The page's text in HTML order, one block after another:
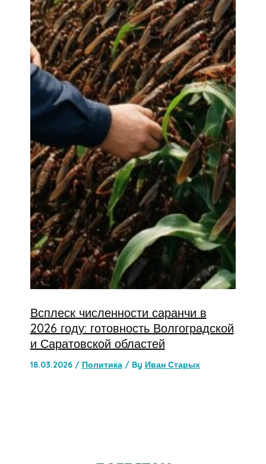
Всплеск численности саранчи в
2026 году: готовность Волгоградской
и Саратовской областей
18.03.2026 / Политика/ By Иван Старых